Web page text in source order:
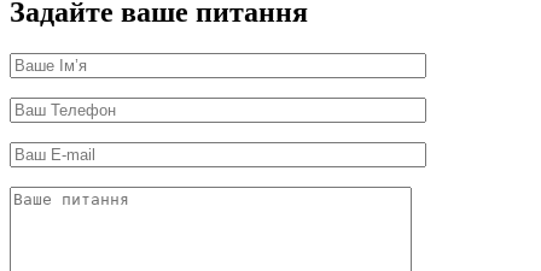
Задайте ваше питання